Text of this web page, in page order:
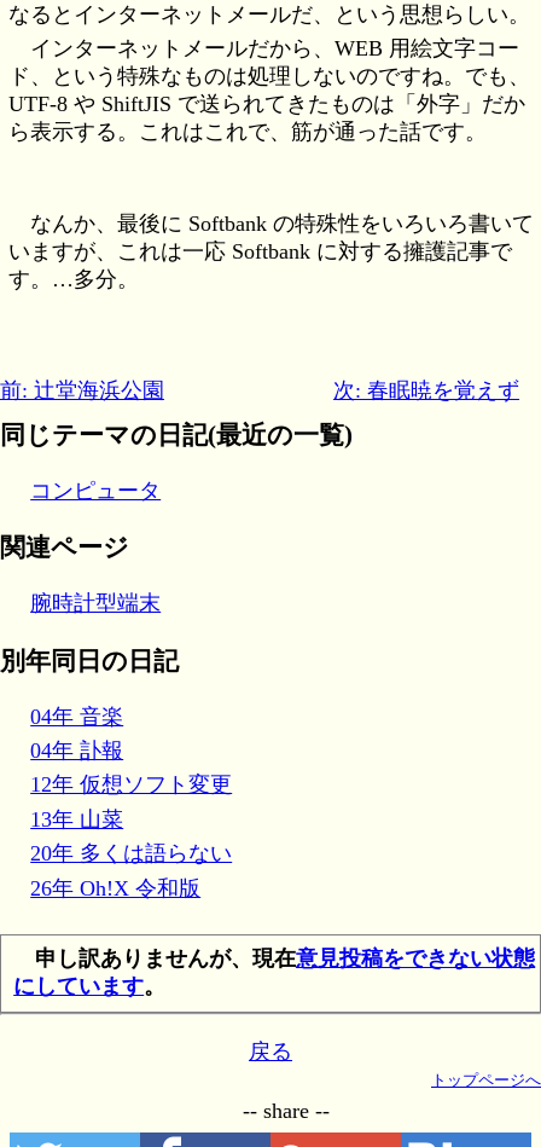
なるとインターネットメールだ、という思想らしい。
インターネットメールだから、WEB 用絵文字コー
ド、という特殊なものは処理しないのですね。でも、
UTF-8 や ShiftJIS で送られてきたものは「外字」だか
ら表示する。これはこれで、筋が通った話です。
なんか、最後に Softbank の特殊性をいろいろ書いて
いますが、これは一応 Softbank に対する擁護記事で
す。…多分。
前: 辻堂海浜公園 次: 春眠暁を覚えず
同じテーマの日記(最近の一覧)
コンピュータ
関連ページ
腕時計型端末
別年同日の日記
04年 音楽
04年 訃報
12年 仮想ソフト変更
13年 山菜
20年 多くは語らない
26年 Oh!X 令和版
申し訳ありませんが、現在意見投稿をできない状態
にしています。
戻る
トップページへ
-- share --